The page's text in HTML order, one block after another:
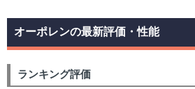
オーポレンの最新評価・性能
ランキング評価